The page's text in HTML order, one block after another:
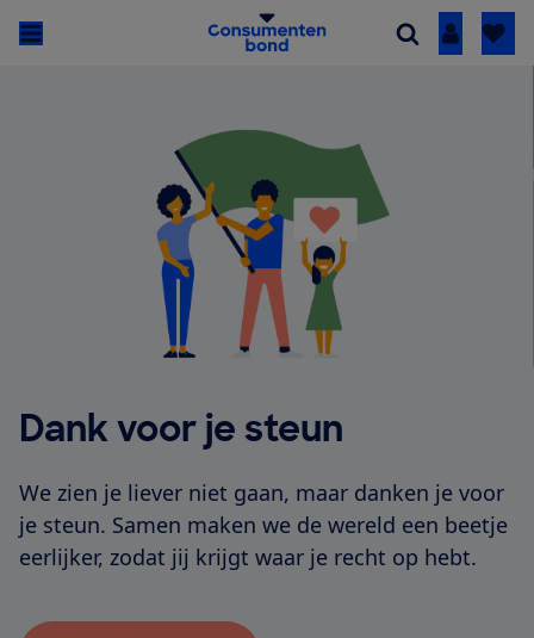
Inloggen
Dank voor je steun
We zien je liever niet gaan, maar danken je voor
je steun. Samen maken we de wereld een beetje
eerlijker, zodat jij krijgt waar je recht op hebt.